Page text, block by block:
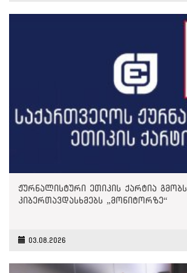
ჟურნალისტური ეთიკის ქარტია გმობს
კიბერთავდასხმებს „მონიტორზე“
03.08.2026